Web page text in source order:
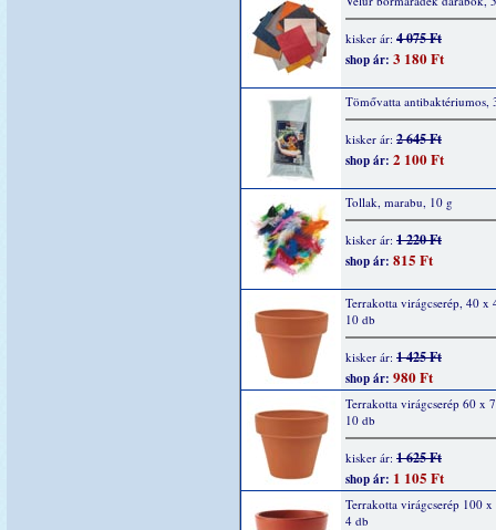
kisker ár: 4 075 Ft
shop ár: 3 180 Ft
Tömővatta antibaktériumos,
kisker ár: 2 645 Ft
shop ár: 2 100 Ft
Tollak, marabu, 10 g
kisker ár: 1 220 Ft
shop ár: 815 Ft
Terrakotta virágcserép, 40 x
10 db
kisker ár: 1 425 Ft
shop ár: 980 Ft
Terrakotta virágcserép 60 x
10 db
kisker ár: 1 625 Ft
shop ár: 1 105 Ft
Terrakotta virágcserép 100
4 db